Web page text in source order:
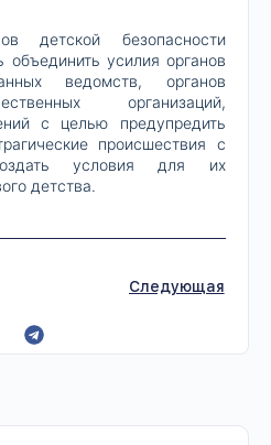
детской безопасности
объединить усилия органов
ведомств, органов
организаций,
с целью предупредить
происшествия с
условия для их
детства.
Следующая